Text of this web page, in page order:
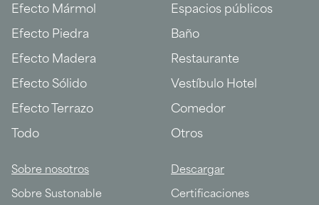
Efecto Mármol
Efecto Piedra
Efecto Madera
Efecto Sólido
Efecto Terrazo
Todo
Espacios públicos
Baño
Restaurante
Vestíbulo Hotel
Comedor
Otros
Sobre nosotros
Sobre Sustonable
Descargar
Certificaciones